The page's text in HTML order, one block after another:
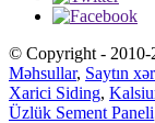
© Copyright - 2010-
Məhsullar, Saytın
Xarici Siding,
Üzlük Sement Paneli